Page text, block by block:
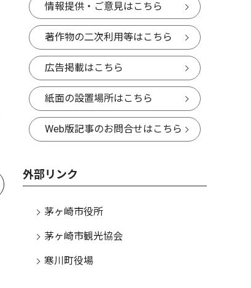
情報提供・ご意見はこちら
著作物の二次利用等はこちら
広告掲載はこちら
紙面の設置場所はこちら
Web版記事のお問合せはこちら
外部リンク
茅ヶ崎市役所
茅ヶ崎市観光協会
寒川町役場